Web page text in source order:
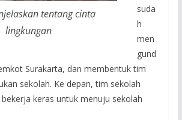
tentang cinta
lingkungan
suda
h
men
gund
Surakarta, dan membentuk tim
sekolah. Ke depan, tim sekolah
keras untuk menuju sekolah